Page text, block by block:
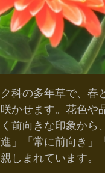
科の多年草で、
かせます。花色や
前向きな印象から
」「常に前向き」
しまれています。